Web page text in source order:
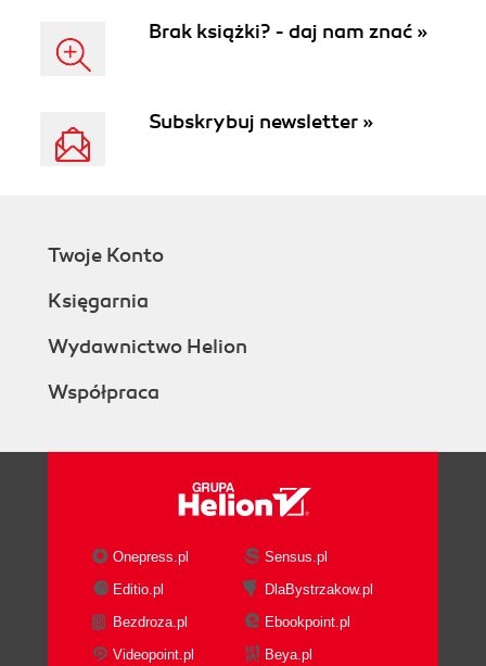
Brak książki? - daj nam znać »
Subskrybuj newsletter »
Twoje Konto
Księgarnia
Wydawnictwo Helion
Współpraca
Onepress.pl
Sensus.pl
Editio.pl
DlaBystrzakow.pl
Bezdroza.pl
Ebookpoint.pl
Videopoint.pl
Beya.pl